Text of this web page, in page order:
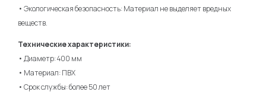
• Экологическая безопасность: Материал не выделяет вредных
веществ.
Технические характеристики:
• Диаметр: 400 мм
• Материал: ПВХ
• Срок службы: более 50 лет